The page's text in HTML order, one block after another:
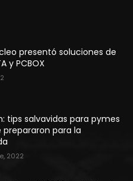
presentó soluciones de
y PCBOX
tips salvavidas para pymes
prepararon para la
2022